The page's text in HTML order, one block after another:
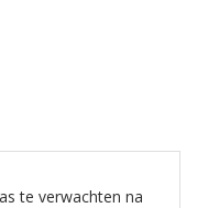
te verwachten na